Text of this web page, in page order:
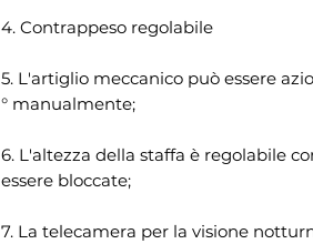
4. Contrappeso regolabile
5. L'artiglio meccanico può essere
° manualmente;
6. L'altezza della staffa è regolabile
essere bloccate;
7. La telecamera per la visione